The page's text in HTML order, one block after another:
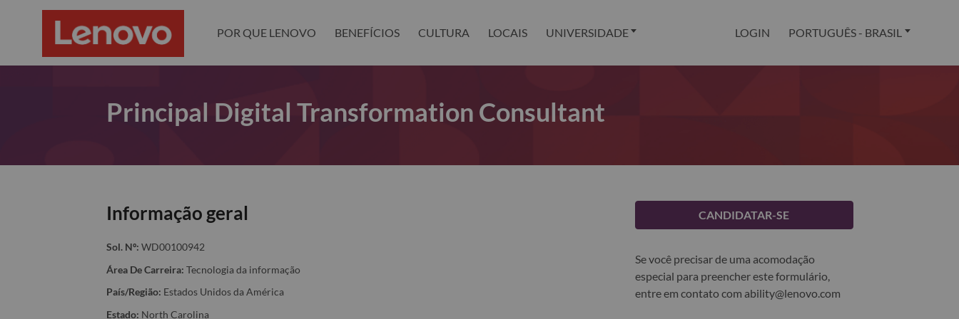
POR QUE LENOVO BENEFÍCIOS CULTURA LOCAIS UNIVERSIDADE LOGIN PORTUGUÊS - BRASIL
Principal Digital Transformation Consultant
Informação geral
Sol. Nº: WD00100942
Área De Carreira: Tecnologia da informação
País/Região: Estados Unidos da América
Estado: North Carolina
CANDIDATAR-SE
Se você precisar de uma acomodação
especial para preencher este formulário,
entre em contato com ability@lenovo.com